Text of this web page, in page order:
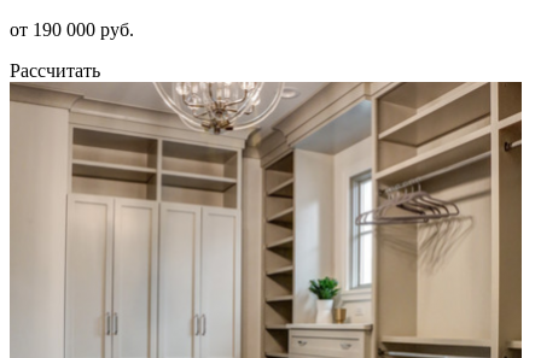
от 190 000 руб.
Рассчитать